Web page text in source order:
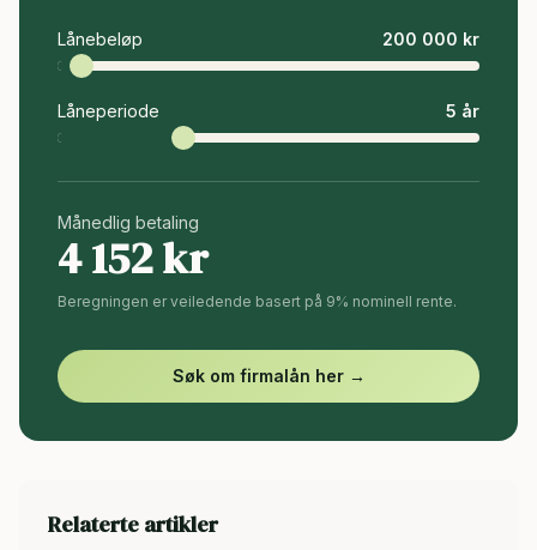
Lånebeløp 200 000 kr
Låneperiode 5 år
Månedlig betaling
4 152kr
Beregningen er veiledende basert på 9% nominell rente.
Søk om firmalån her →
Relaterte artikler